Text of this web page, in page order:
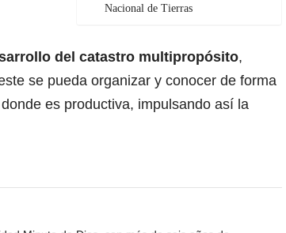
Nacional de Tierras
del catastro multipropósito,
se pueda organizar y conocer de forma
es productiva, impulsando así la